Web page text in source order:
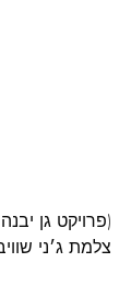
(פרויקט גן
צלמת ג׳ני